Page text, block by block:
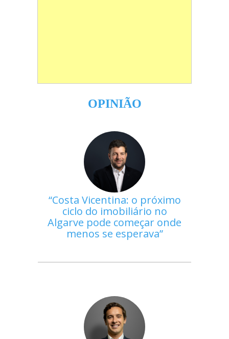
OPINIÃO
Costa Vicentina: o próximo
ciclo do imobiliário no
Algarve pode começar onde
menos se esperava